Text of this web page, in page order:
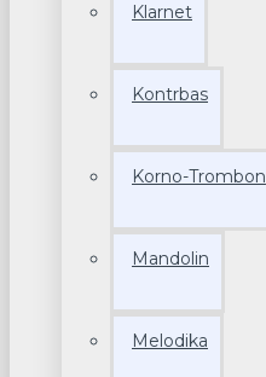
Klarnet
Kontrbas
Korno-Trombon
Mandolin
Melodika